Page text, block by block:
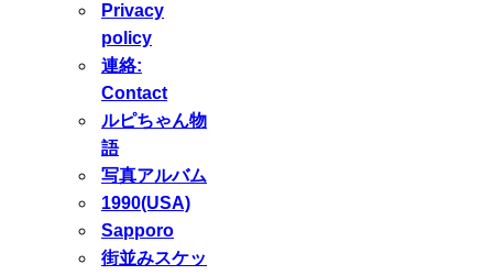
Privacy
policy
連絡:
Contact
ルピちゃん物
語
写真アルバム
1990(USA)
Sapporo
街並みスケッ